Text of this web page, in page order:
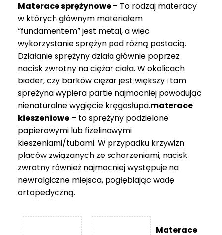
749 zł
Materace sprężynowe – To rodzaj materacy
w których głównym materiałem
“fundamentem” jest metal, a więc
wykorzystanie sprężyn pod różną postacią.
Działanie sprężyny działa głównie poprzez
nacisk zwrotny na ciężar ciała. W okolicach
bioder, czy barków ciężar jest większy i tam
sprężyna wypiera partie najmocniej powodując
nienaturalne wygięcie kręgosłupa.materace
kieszeniowe – to sprężyny podzielone
papierowymi lub fizelinowymi
kieszeniami/tubami. W przypadku krzywizn
placów związanych ze schorzeniami, nacisk
zwrotny również najmocniej występuje na
newralgiczne miejsca, pogłębiając wadę
ortopedyczną.
Materace